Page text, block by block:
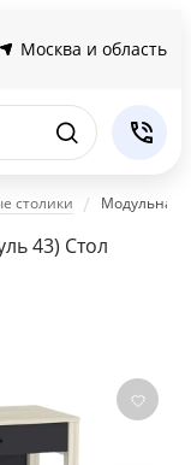
Москва и область
столики Модульная
43) Стол